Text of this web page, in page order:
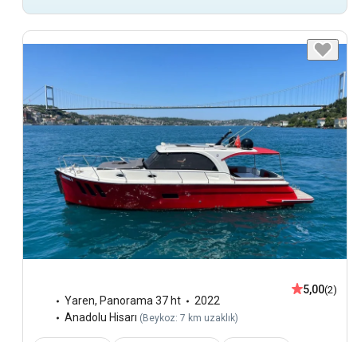
Yaren, Panorama 37 ht
2022
Anadolu Hisarı ( Beykoz: 7 km uzaklık)
5,00(2)